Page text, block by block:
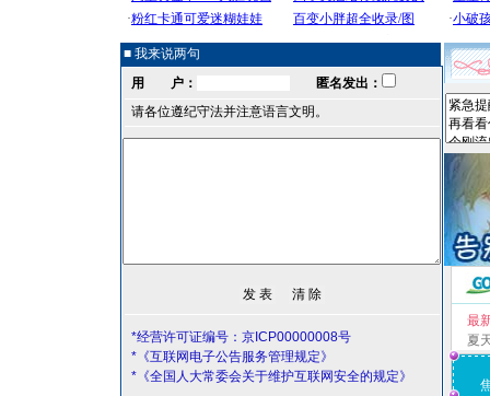
■ 我来说两句
用 户：
匿名发出：
请各位遵纪守法并注意语言文明。
*经营许可证编号：京ICP00000008号
*《互联网电子公告服务管理规定》
*《全国人大常委会关于维护互联网安全的规定》
最
夏